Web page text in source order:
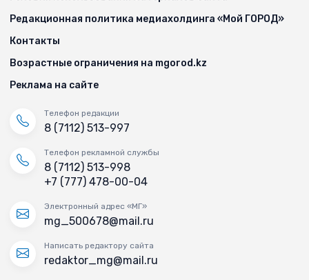
Редакционная политика медиахолдинга «Мой ГОРОД»
Контакты
Возрастные ограничения на mgorod.kz
Реклама на сайте
Телефон редакции
8 (7112) 513-997
Телефон рекламной службы
8 (7112) 513-998
+7 (777) 478-00-04
Электронный адрес «МГ»
mg_500678@mail.ru
Написать редактору сайта
redaktor_mg@mail.ru